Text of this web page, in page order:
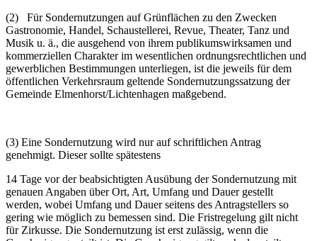
(2) Für Sondernutzungen auf Grünflächen zu den Zwecken
Gastronomie, Handel, Schaustellerei, Revue, Theater, Tanz und
Musik u. ä., die ausgehend von ihrem publikumswirksamen und
kommerziellen Charakter im wesentlichen ordnungsrechtlichen und
gewerblichen Bestimmungen unterliegen, ist die jeweils für dem
öffentlichen Verkehrsraum geltende Sondernutzungssatzung der
Gemeinde Elmenhorst/Lichtenhagen maßgebend.
(3) Eine Sondernutzung wird nur auf schriftlichen Antrag
genehmigt. Dieser sollte spätestens
14 Tage vor der beabsichtigten Ausübung der Sondernutzung mit
genauen Angaben über Ort, Art, Umfang und Dauer gestellt
werden, wobei Umfang und Dauer seitens des Antragstellers so
gering wie möglich zu bemessen sind. Die Fristregelung gilt nicht
für Zirkusse. Die Sondernutzung ist erst zulässig, wenn die